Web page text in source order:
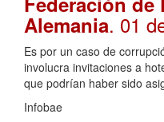
Alemania. 01
Es por un caso de
involucra invitaciones a
que podrían haber sido
Infobae